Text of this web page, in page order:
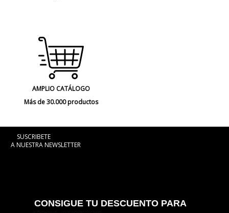
AMPLIO CATÁLOGO
Más de 30.000 productos
SUSCRIBETE
A NUESTRA NEWSLETTER